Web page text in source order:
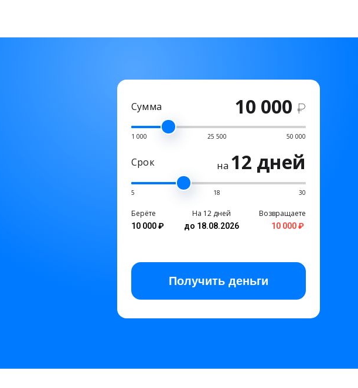
Сумма 10 000 ₽
1 000 25 500 50 000
Срок на 12 дней
5 18 30
Берёте
10 000 ₽
На 12 дней
до 18.08.2026
Возвращаете
10 000 ₽
Получить деньги